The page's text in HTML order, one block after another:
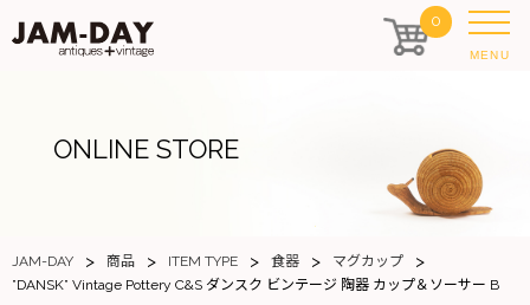
0
MENU
ONLINE STORE
JAM-DAY > 商品 > ITEM TYPE > 食器 > マグカップ >
”DANSK” Vintage Pottery C&S ダンスク ビンテージ 陶器 カップ＆ソーサー B